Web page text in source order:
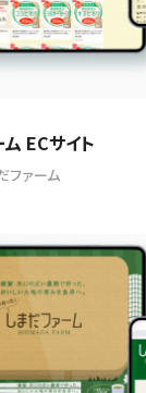
ム ECサイト
ファーム